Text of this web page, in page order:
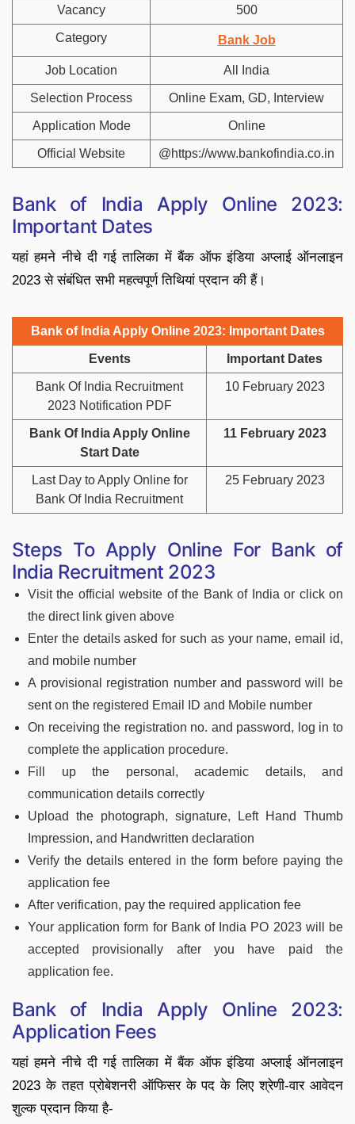
Vacancy 500
Category Bank Job
Job Location All India
Selection Process Online Exam, GD, Interview
Application Mode Online
Official Website @https://www.bankofindia.co.in
Bank of India Apply Online 2023:
Important Dates
यहां हमने नीचे दी गई तालिका में बैंक ऑफ इंडिया अप्लाई ऑनलाइन
2023 से संबंधित सभी महत्वपूर्ण तिथियां प्रदान की हैं।
Bank of India Apply Online 2023: Important Dates
Events Important Dates
Bank Of India Recruitment
2023 Notification PDF
10 February 2023
Bank Of India Apply Online
Start Date
11 February 2023
Last Day to Apply Online for
Bank Of India Recruitment
25 February 2023
Steps To Apply Online For Bank of
India Recruitment 2023
Visit the official website of the Bank of India or click on
the direct link given above
Enter the details asked for such as your name, email id,
and mobile number
A provisional registration number and password will be
sent on the registered Email ID and Mobile number
On receiving the registration no. and password, log in to
complete the application procedure.
Fill up the personal, academic details, and
communication details correctly
Upload the photograph, signature, Left Hand Thumb
Impression, and Handwritten declaration
Verify the details entered in the form before paying the
application fee
After verification, pay the required application fee
Your application form for Bank of India PO 2023 will be
accepted provisionally after you have paid the
application fee.
Bank of India Apply Online 2023:
Application Fees
यहां हमने नीचे दी गई तालिका में बैंक ऑफ इंडिया अप्लाई ऑनलाइन
2023 के तहत प्रोबेशनरी ऑफिसर के पद के लिए श्रेणी-वार आवेदन
शुल्क प्रदान किया है-